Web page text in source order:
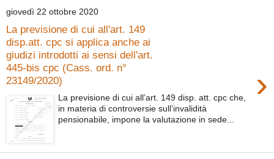
giovedì 22 ottobre 2020
La previsione di cui all'art. 149
disp.att. cpc si applica anche ai
giudizi introdotti ai sensi dell'art.
445-bis cpc (Cass. ord. n°
23149/2020)
›
La previsione di cui all’art. 149 disp. att. cpc che,
in materia di controversie sull’invalidità
pensionabile, impone la valutazione in sede...